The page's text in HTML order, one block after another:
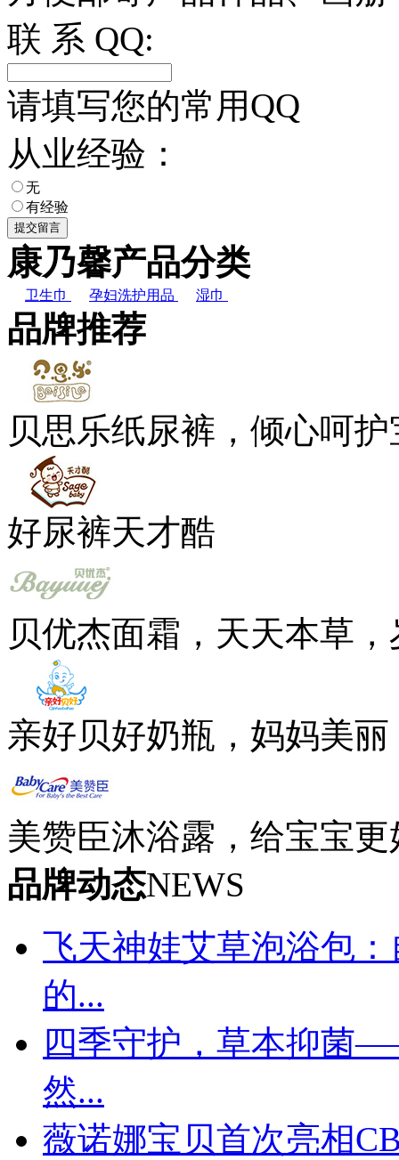
联 系 QQ:
请填写您的常用QQ
从业经验：
无
有经验
康乃馨产品分类
卫生巾 孕妇洗护用品 湿巾
品牌推荐
贝思乐纸尿裤，倾心呵
好尿裤天才酷
贝优杰面霜，天天本草
亲好贝好奶瓶，妈妈美
美赞臣沐浴露，给宝宝
品牌动态NEWS
飞天神娃艾草泡浴包
的...
四季守护，草本抑菌
然...
薇诺娜宝贝首次亮相